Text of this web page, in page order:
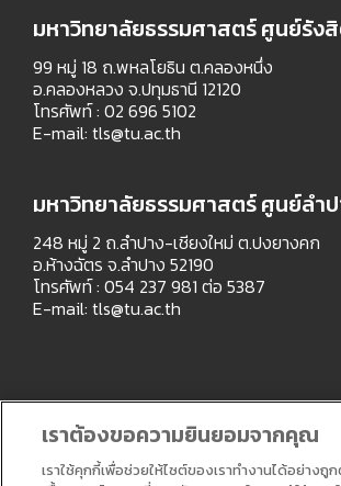
มหาวิทยาลัยธรรมศาสตร์ ศูนย์รัง
99 หมู่ 18 ถ.พหลโยธิน ต.คลองหนึ่ง
อ.คลองหลวง จ.ปทุมธานี 12120
โทรศัพท์ : 02 696 5102
E-mail: tls@tu.ac.th
มหาวิทยาลัยธรรมศาสตร์ ศูนย์ลำ
248 หมู่ 2 ถ.ลำปาง-เชียงใหม่ ต.ปงยางคก
อ.ห้างฉัตร จ.ลำปาง 52190
โทรศัพท์ : 054 237 981 ต่อ 5387
E-mail: tls@tu.ac.th
เราต้องขอความยินยอมจากคุณ
เราใช้คุกกี้เพื่อช่วยให้ไซต์ของเราทำงานได้อย่างถู